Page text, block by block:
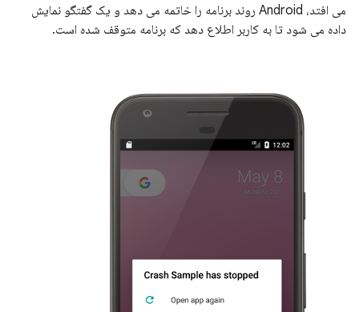
می افتد، Android روند برنامه را خاتمه می دهد و یک گفتگو نمایش
داده می شود تا به کاربر اطلاع دهد که برنامه متوقف شده است.